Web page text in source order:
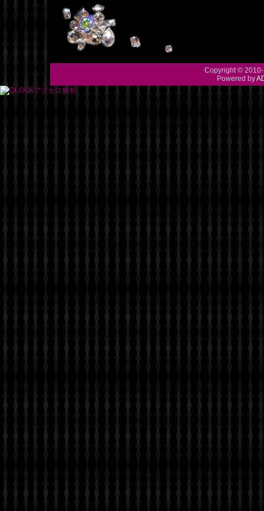
Copyright ©
Powered by